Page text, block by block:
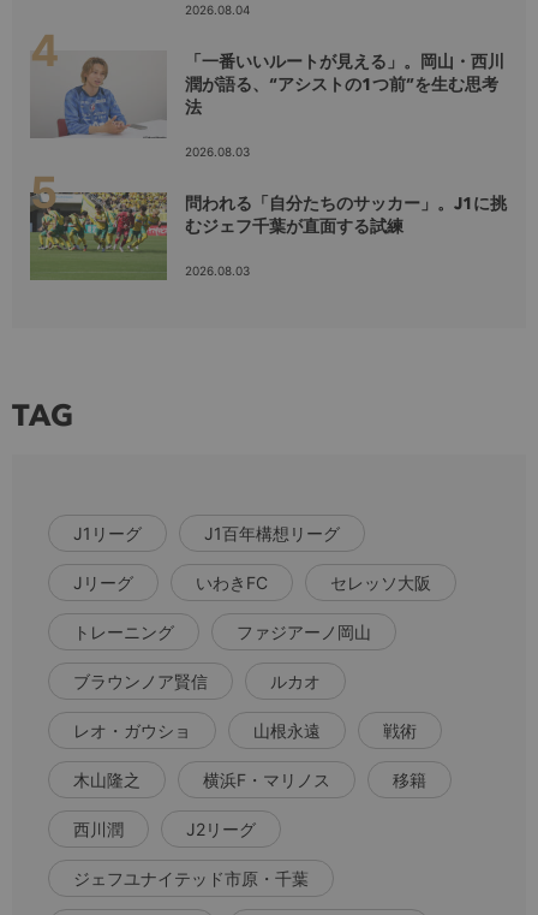
2026.08.04
「一番いいルートが見える」。岡山・西川
潤が語る、“アシストの1つ前”を生む思考
法
2026.08.03
問われる「自分たちのサッカー」。J1に挑
むジェフ千葉が直面する試練
2026.08.03
TAG
J1リーグ J1百年構想リーグ
Jリーグ いわきFC セレッソ大阪
トレーニング ファジアーノ岡山
ブラウンノア賢信 ルカオ
レオ・ガウショ 山根永遠 戦術
木山隆之 横浜F・マリノス 移籍
西川潤 J2リーグ
ジェフユナイテッド市原・千葉